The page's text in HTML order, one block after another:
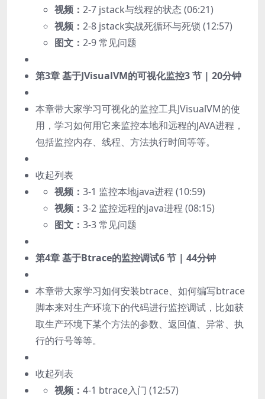
视频： 2-7 jstack与线程的状态 (06:21)
视频： 2-8 jstack实战死循环与死锁 (12:57)
图文： 2-9 常见问题
第3章 基于JVisualVM的可视化监控3 节 | 20分钟
本章带大家学习可视化的监控工具JVisualVM的使
用，学习如何用它来监控本地和远程的JAVA进程，
包括监控内存、线程、方法执行时间等等。
收起列表
视频： 3-1 监控本地java进程 (10:59)
视频： 3-2 监控远程的java进程 (08:15)
图文： 3-3 常见问题
第4章 基于Btrace的监控调试6 节 | 44分钟
本章带大家学习如何安装btrace、如何编写btrace
脚本来对生产环境下的代码进行监控调试，比如获
取生产环境下某个方法的参数、返回值、异常、执
行的行号等等。
收起列表
视频： 4-1 btrace入门 (12:57)